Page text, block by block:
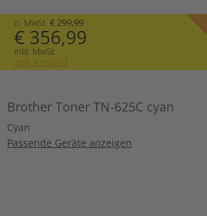
o. MwSt. € 299,99
€ 356,99
inkl. MwSt.
zzgl. Versand
Brother Toner TN-625C cyan
Cyan
Passende Geräte anzeigen